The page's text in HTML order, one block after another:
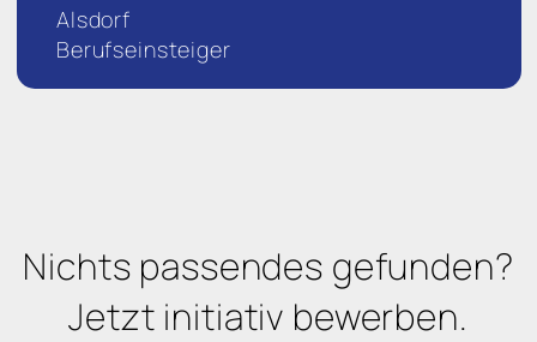
Alsdorf
Berufseinsteiger
Nichts passendes gefunden?
Jetzt initiativ bewerben.